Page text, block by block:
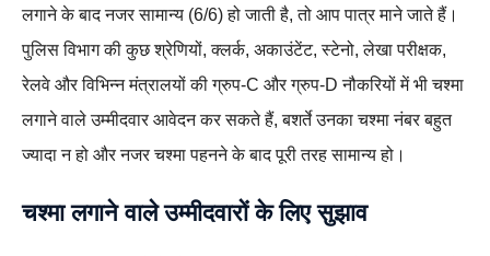
लगाने के बाद नजर सामान्य (6/6) हो जाती है, तो आप पात्र माने जाते हैं।
पुलिस विभाग की कुछ श्रेणियों, क्लर्क, अकाउंटेंट, स्टेनो, लेखा परीक्षक,
रेलवे और विभिन्न मंत्रालयों की ग्रुप-C और ग्रुप-D नौकरियों में भी चश्मा
लगाने वाले उम्मीदवार आवेदन कर सकते हैं, बशर्ते उनका चश्मा नंबर बहुत
ज्यादा न हो और नजर चश्मा पहनने के बाद पूरी तरह सामान्य हो।
चश्मा लगाने वाले उम्मीदवारों के लिए सुझाव